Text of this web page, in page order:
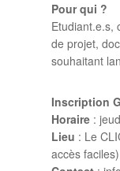
Pour qui ?
Etudiant.e.s,
de projet,
souhaitant
Inscription
Horaire :
Lieu : Le
accès faciles)